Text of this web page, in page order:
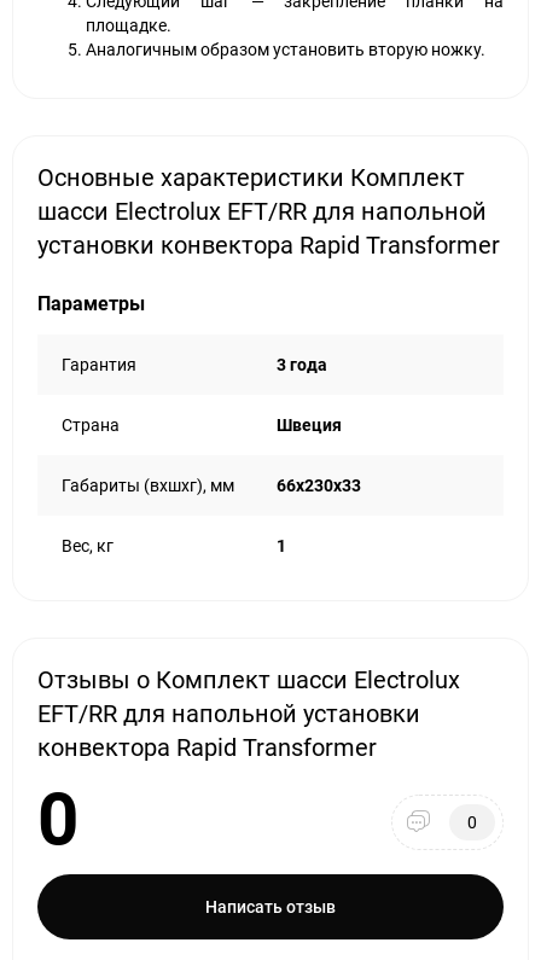
площадке.
Аналогичным образом установить вторую ножку.
Основные характеристики Комплект
шасси Electrolux EFT/RR для напольной
установки конвектора Rapid Transformer
Параметры
Гарантия 3 года
Страна Швеция
Габариты (вхшхг), мм 66x230x33
Вес, кг 1
Отзывы о Комплект шасси Electrolux
EFT/RR для напольной установки
конвектора Rapid Transformer
0 0
Написать отзыв